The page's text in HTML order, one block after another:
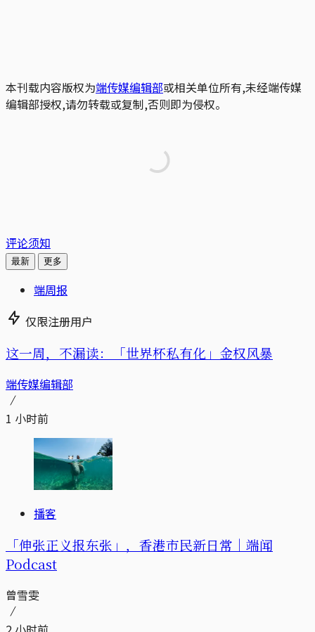
本刊载内容版权为端传媒编辑部或相关单位所有,未经端传媒
编辑部授权,请勿转载或复制,否则即为侵权。
评论须知
最新 更多
端周报
仅限注册用户
这一周，不漏读：「世界杯私有化」金权风暴
端传媒编辑部
1 小时前
播客
「伸张正义报东张」，香港市民新日常｜端闻
Podcast
曾雪雯